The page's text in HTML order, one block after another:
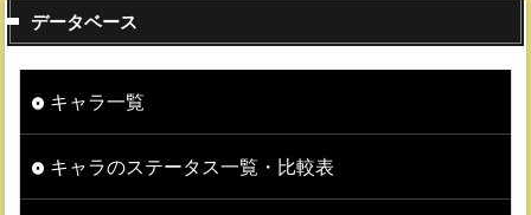
データベース
キャラ一覧
キャラのステータス一覧・比較表